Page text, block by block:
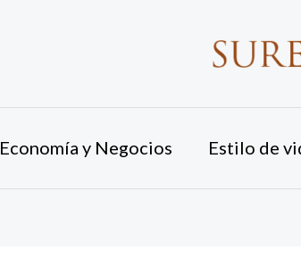
Economía y Negocios Estilo de